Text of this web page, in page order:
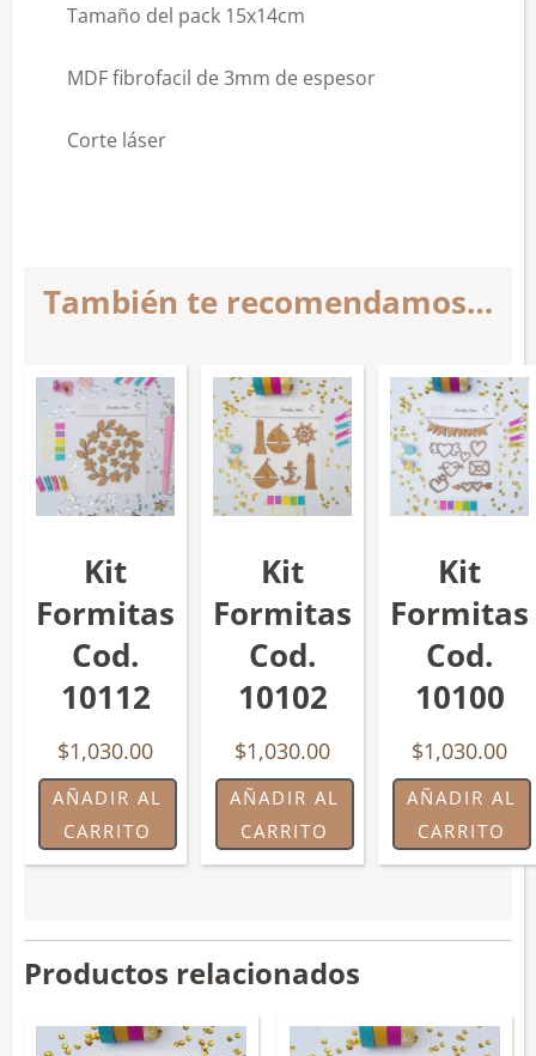
Tamaño del pack 15x14cm
MDF fibrofacil de 3mm de espesor
Corte láser
También te recomendamos…
Kit
Formitas
Cod.
10112
$1,030.00
AÑADIR AL
CARRITO
Kit
Formitas
Cod.
10102
$1,030.00
AÑADIR AL
CARRITO
Kit
Formitas
Cod.
10100
$1,030.00
AÑADIR AL
CARRITO
Productos relacionados